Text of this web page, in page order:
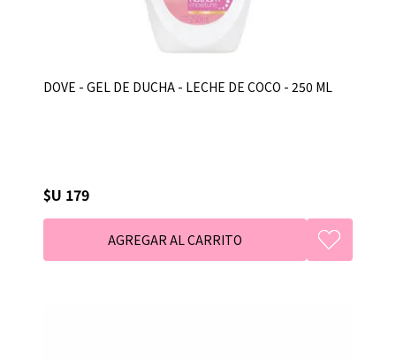
DOVE - GEL DE DUCHA - LECHE DE COCO - 250 ML
$U 179